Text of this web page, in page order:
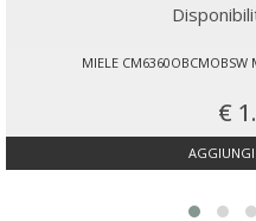
MIELE CM6360OBCMOBSW
€
AGGIUNGI